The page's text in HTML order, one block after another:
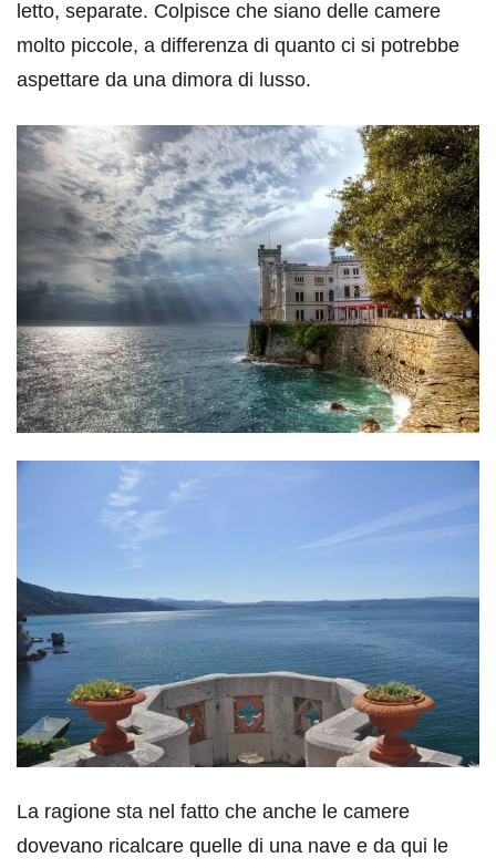
letto, separate. Colpisce che siano delle camere
molto piccole, a differenza di quanto ci si potrebbe
aspettare da una dimora di lusso.
La ragione sta nel fatto che anche le camere
dovevano ricalcare quelle di una nave e da qui le